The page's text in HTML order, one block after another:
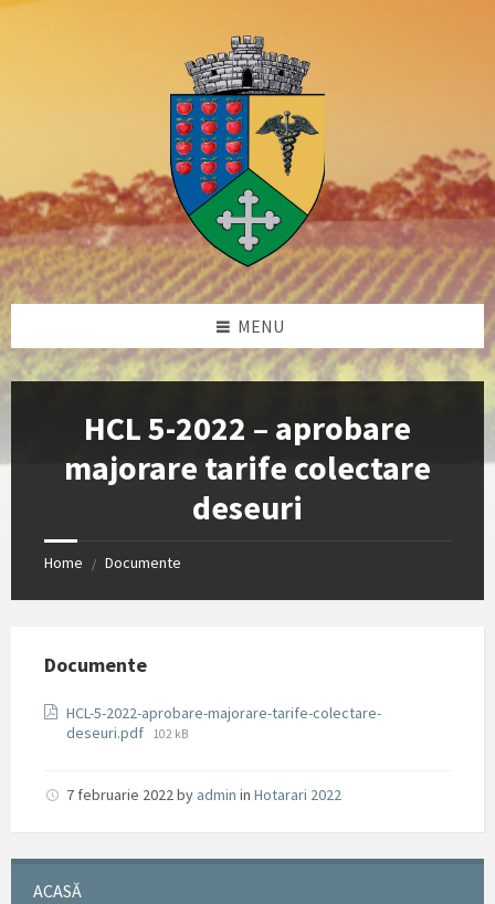
Skip
Skip
Skip
Skip
MENU
HCL 5-2022 – aprobare
majorare tarife colectare
deseuri
Home / Documente
Documente
HCL-5-2022-aprobare-majorare-tarife-colectare-
deseuri.pdf File
102 kB
7 februarie 2022by admin in Hotarari 2022
ACASĂ